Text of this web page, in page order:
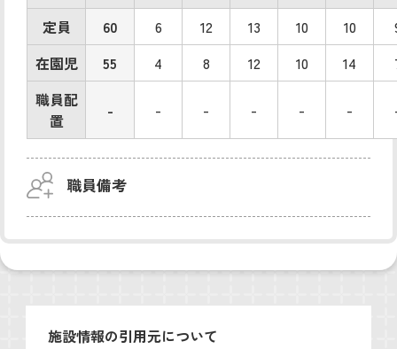
定員
60 6 12 13 10 10
在園児
55 4 8 12 10 14
職員配
置
- - - - - -
職員備考
施設情報の引用元について